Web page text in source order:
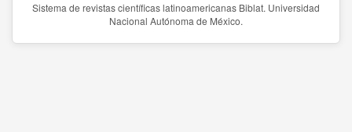
Sistema de revistas científicas latinoamericanas Biblat. Universidad
Nacional Autónoma de México.